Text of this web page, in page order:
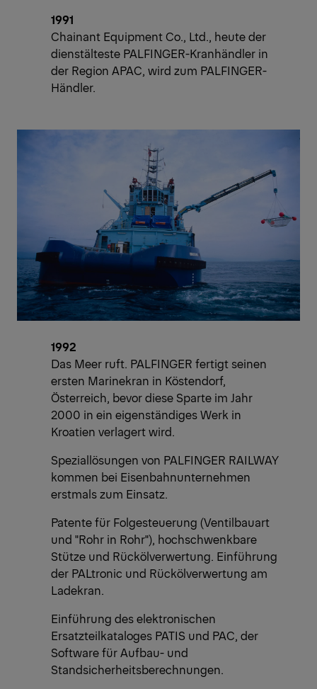
1991
Chainant Equipment Co., Ltd., heute der
dienstälteste PALFINGER-Kranhändler in
der Region APAC, wird zum PALFINGER-
Händler.
1992
Das Meer ruft. PALFINGER fertigt seinen
ersten Marinekran in Köstendorf,
Österreich, bevor diese Sparte im Jahr
2000 in ein eigenständiges Werk in
Kroatien verlagert wird.
Speziallösungen von PALFINGER RAILWAY
kommen bei Eisenbahnunternehmen
erstmals zum Einsatz.
Patente für Folgesteuerung (Ventilbauart
und "Rohr in Rohr"), hochschwenkbare
Stütze und Rückölverwertung. Einführung
der PALtronic und Rückölverwertung am
Ladekran.
Einführung des elektronischen
Ersatzteilkataloges PATIS und PAC, der
Software für Aufbau- und
Standsicherheitsberechnungen.